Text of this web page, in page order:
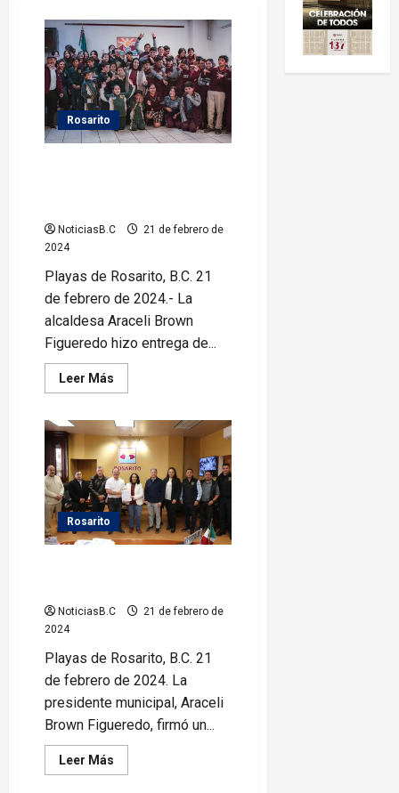
Rosarito
NoticiasB.C
21 de febrero de
2024
Playas de Rosarito, B.C. 21
de febrero de 2024.- La
alcaldesa Araceli Brown
Figueredo hizo entrega de...
Leer Más
más
Entrega
Araceli
Brown
equipo
de
gala
a
Escolta
de
Bandera
Rosarito
NoticiasB.C
21 de febrero de
2024
Playas de Rosarito, B.C. 21
de febrero de 2024. La
presidente municipal, Araceli
Brown Figueredo, firmó un...
Leer Más
más